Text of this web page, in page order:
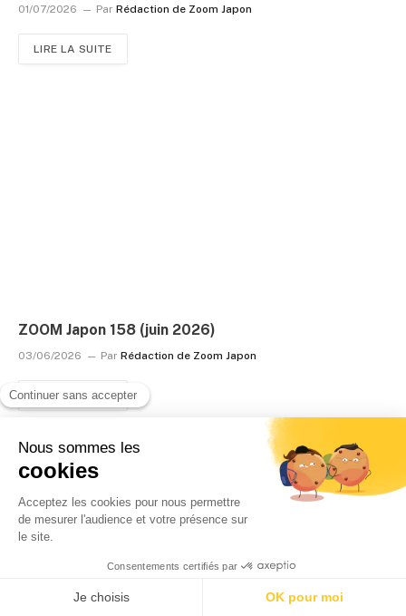
01/07/2026 Par Rédaction de Zoom Japon
LIRE LA SUITE
ZOOM Japon 158 (juin 2026)
03/06/2026 Par Rédaction de Zoom Japon
LIRE LA SUITE